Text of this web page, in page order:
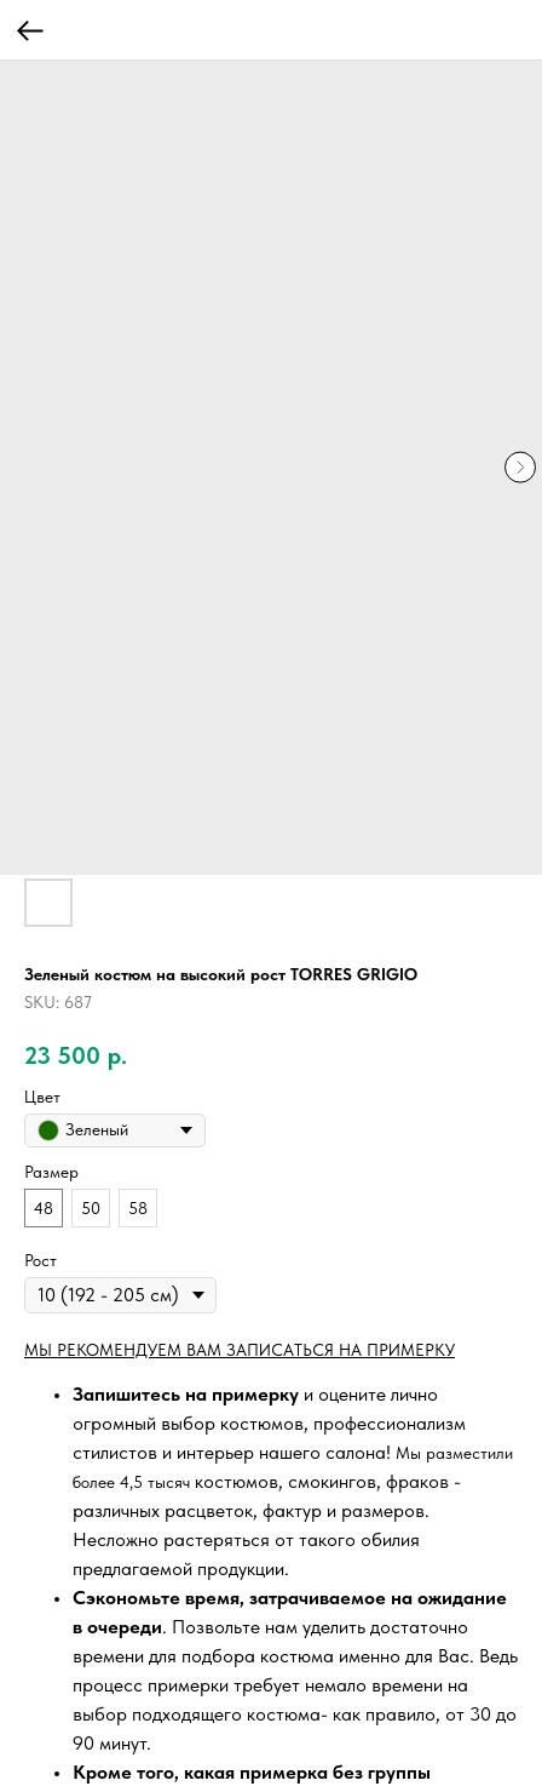
Зеленый костюм на высокий рост TORRES GRIGIO
SKU: 687
23 500 р.
Цвет
Зеленый
Размер
48
50 58
Рост
МЫ РЕКОМЕНДУЕМ ВАМ ЗАПИСАТЬСЯ НА ПРИМЕРКУ
Запишитесь на примерку и оцените лично
огромный выбор костюмов, профессионализм
стилистов и интерьер нашего салона! Мы разместили
более 4,5 тысяч костюмов, смокингов, фраков -
различных расцветок, фактур и размеров.
Несложно растеряться от такого обилия
предлагаемой продукции.
Сэкономьте время, затрачиваемое на ожидание
в очереди. Позвольте нам уделить достаточно
времени для подбора костюма именно для Вас. Ведь
процесс примерки требует немало времени на
выбор подходящего костюма- как правило, от 30 до
90 минут.
Кроме того, какая примерка без группы